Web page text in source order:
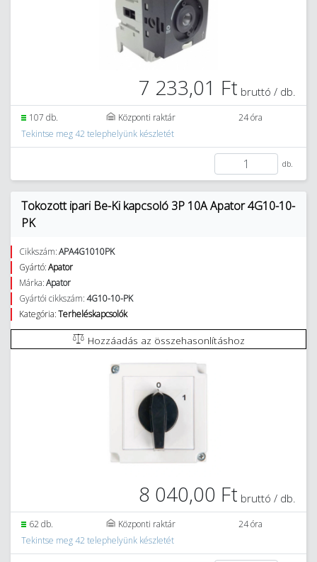
7 233,01 Ft bruttó / db.
107 db. Központi raktár
24 óra
Tekintse meg 42 telephelyünk készletét
db.
Tokozott ipari Be-Ki kapcsoló 3P 10A Apator 4G10-10-
PK
Cikkszám:APA4G1010PK
Gyártó:Apator
Márka:Apator
Gyártói cikkszám:4G10-10-PK
Kategória:Terheléskapcsolók
Hozzáadás az összehasonlításhoz
8 040,00 Ft bruttó / db.
62 db. Központi raktár
24 óra
Tekintse meg 42 telephelyünk készletét